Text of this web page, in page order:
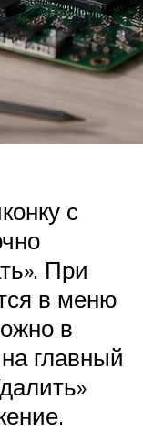
с
При
в меню
в
главный